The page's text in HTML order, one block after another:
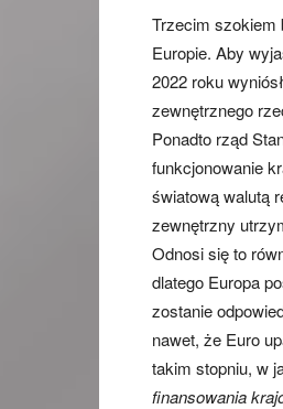
Trzecim szokiem
Europie. Aby
2022 roku
zewnętrznego
Ponadto rząd
funkcjonowanie
światową walutą
zewnętrzny
Odnosi się to
dlatego Europa
zostanie
nawet, że Euro
takim stopniu, w
finansowania